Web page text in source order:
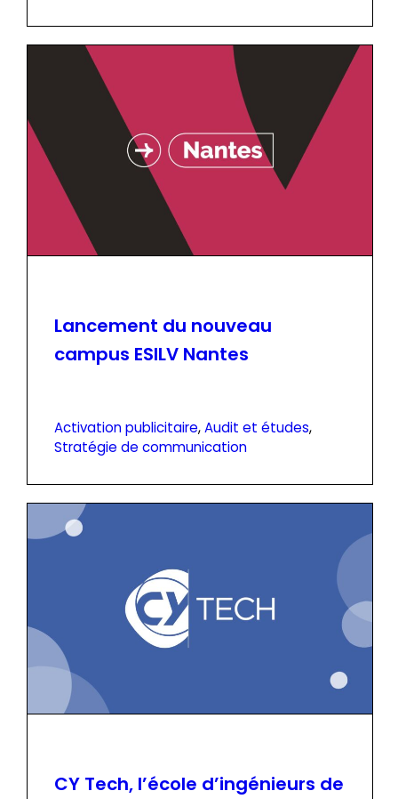
Lancement du nouveau
campus ESILV Nantes
Activation publicitaire, Audit et études
Stratégie de communication
CY Tech, l’école d’ingénieurs de